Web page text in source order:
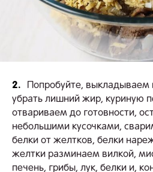
2.
Попробуйте, выкладываем
убрать лишний жир, куриную
отвариваем до готовности,
небольшими кусочками,
белки от желтков, белки
желтки разминаем вилкой,
печень, грибы, лук, белки и,